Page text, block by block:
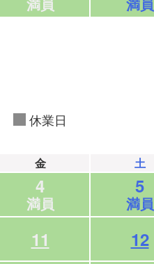
休業日
金 土
4
満員
5
満員
11 12